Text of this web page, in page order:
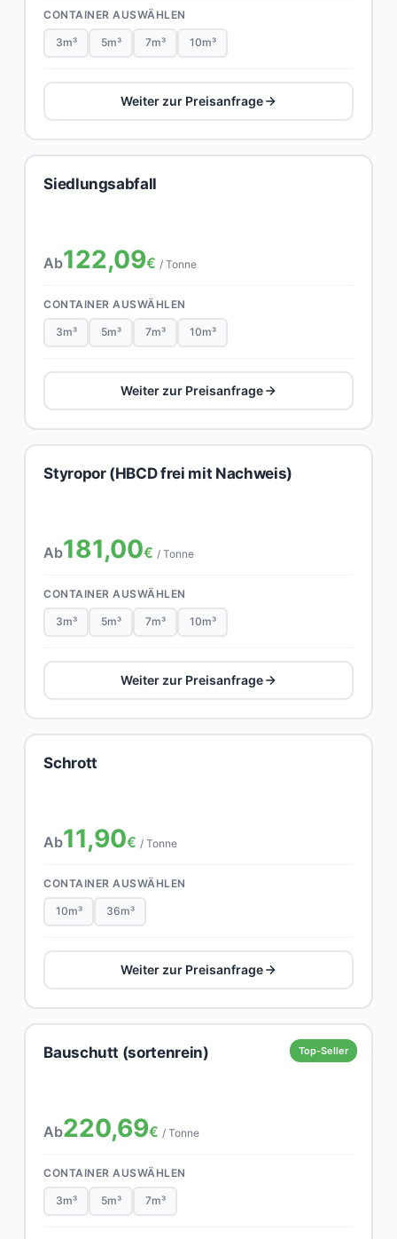
CONTAINER AUSWÄHLEN
3m³ 5m³ 7m³ 10m³
Weiter zur Preisanfrage
Siedlungsabfall
Ab122,09€ / Tonne
CONTAINER AUSWÄHLEN
3m³ 5m³ 7m³ 10m³
Weiter zur Preisanfrage
Styropor (HBCD frei mit Nachweis)
Ab181,00€ / Tonne
CONTAINER AUSWÄHLEN
3m³ 5m³ 7m³ 10m³
Weiter zur Preisanfrage
Schrott
Ab11,90€ / Tonne
CONTAINER AUSWÄHLEN
10m³ 36m³
Weiter zur Preisanfrage
Top-Seller
Bauschutt (sortenrein)
Ab220,69€ / Tonne
CONTAINER AUSWÄHLEN
3m³ 5m³ 7m³